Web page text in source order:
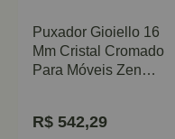
Puxador Gioiello 16
Mm Cristal Cromado
Para Móveis Zen
R$ 542,29